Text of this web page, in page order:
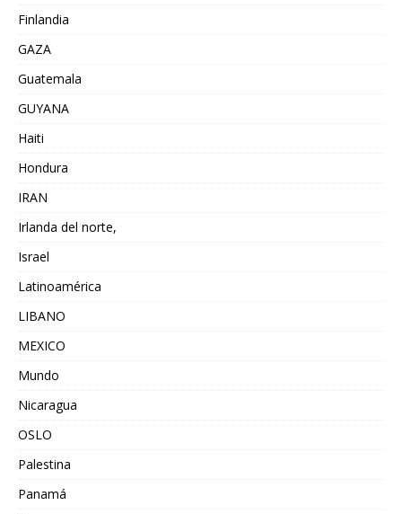
Finlandia
GAZA
Guatemala
GUYANA
Haiti
Hondura
IRAN
Irlanda del norte,
Israel
Latinoamérica
LIBANO
MEXICO
Mundo
Nicaragua
OSLO
Palestina
Panamá